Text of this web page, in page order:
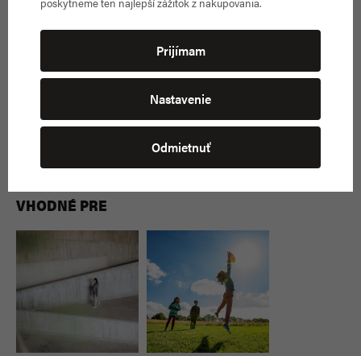
nevhodného prípravku môže dôjsť k zmene farby a
stuktúry povrchu zvršku. Kompletnú ponuku
produktov na údržbu obuvi nájdete
VHODNÉ PRE
Prijímam
Nastavenie
Odmietnuť